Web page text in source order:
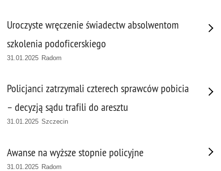
Uroczyste wręczenie świadectw absolwentom
szkolenia podoficerskiego
31.01.2025 Radom
Policjanci zatrzymali czterech sprawców pobicia
– decyzją sądu trafili do aresztu
31.01.2025 Szczecin
Awanse na wyższe stopnie policyjne
31.01.2025 Radom